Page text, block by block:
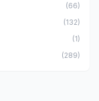
(66)
(132)
(1)
(289)